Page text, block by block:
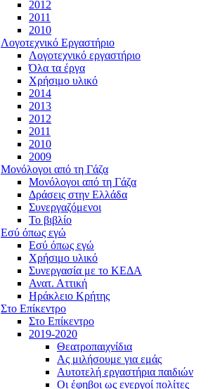
2012
2011
2010
Λογοτεχνικό Εργαστήριο
Λογοτεχνικό εργαστήριο
Όλα τα έργα
Χρήσιμο υλικό
2014
2013
2012
2011
2010
2009
Μονόλογοι από τη Γάζα
Μονόλογοι από τη Γάζα
Δράσεις στην Ελλάδα
Συνεργαζόμενοι
To βιβλίο
Εσύ όπως εγώ
Εσύ όπως εγώ
Χρήσιμο υλικό
Συνεργασία με το ΚΕΔΑ
Ανατ. Αττική
Ηράκλειο Κρήτης
Στο Επίκεντρο
Στο Επίκεντρο
2019-2020
Θεατροπαιχνίδια
Ας μιλήσουμε για εμάς
Αυτοτελή εργαστήρια παιδιών
Οι έφηβοι ως ενεργοί πολίτες